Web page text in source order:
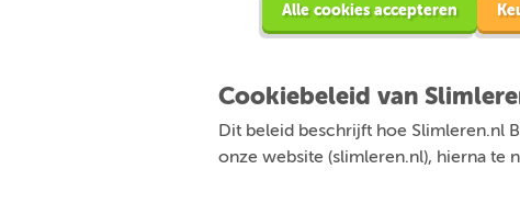
Alle cookies accepteren
Cookiebeleid van
Dit beleid beschrijft hoe Slimleren.nl
onze website (slimleren.nl), hierna te